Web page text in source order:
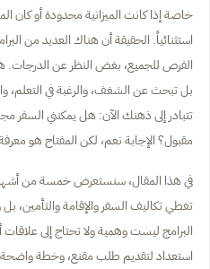
خاصة إذا كانت الميزانية محدودة أو كان
استثنائياً. الحقيقة أن هناك العديد من
الفرص للجميع، بغض النظر عن الدرجات.
بل تبحث عن الشغف، والرغبة في التعلم،
تتبادر إلى ذهنك الآن: هل يمكنني السفر
مقبول؟ الإجابة نعم، لكن المفتاح هو
في هذا المقال، سنستعرض خمسة من أشهر
تغطي تكاليف السفر والإقامة
البرامج ليست وهمية ولا تحتاج إلى
استعداد لتقديم طلب مقنع، وخطة واضحة